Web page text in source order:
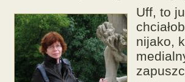
Uff, to
nijako,